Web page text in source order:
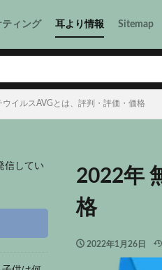
ティング 耳より情報 Sitemap
イルスAVGとは、評判・評価・価格
2022年
格
2022年1月26日
信してい